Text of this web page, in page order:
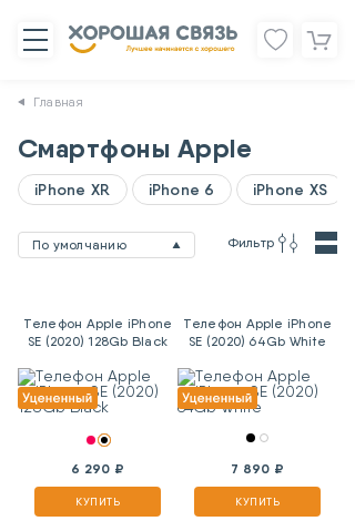
Главная
Смартфоны Apple
iPhone XR iPhone 6 iPhone XS
По умолчанию Фильтр
Телефон Apple iPhone
SE (2020) 128Gb Black
6 290 ₽
КУПИТЬ
Телефон Apple iPhone
SE (2020) 64Gb White
7 890 ₽
КУПИТЬ